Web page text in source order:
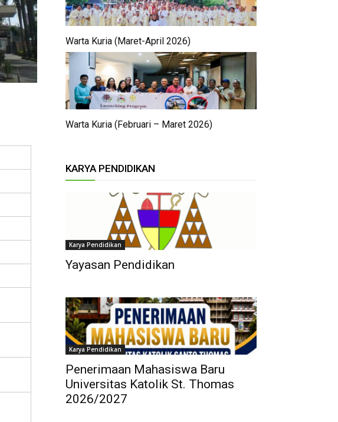
Warta Kuria (Maret-April 2026)
Warta Kuria (Februari – Maret 2026)
KARYA PENDIDIKAN
Karya Pendidikan
Yayasan Pendidikan
Karya Pendidikan
Penerimaan Mahasiswa Baru
Universitas Katolik St. Thomas
2026/2027